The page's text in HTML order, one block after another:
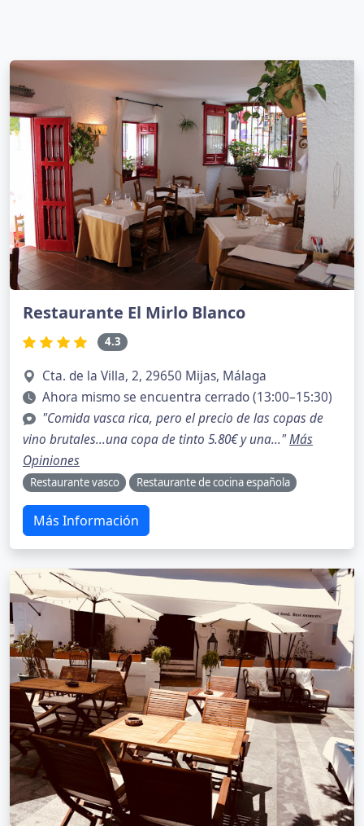
Restaurante El Mirlo Blanco
4.3
Cta. de la Villa, 2, 29650 Mijas, Málaga
Ahora mismo se encuentra cerrado (13:00–15:30)
"Comida vasca rica, pero el precio de las copas de
vino brutales...una copa de tinto 5.80€ y una..."Más
Opiniones
Restaurante vasco Restaurante de cocina española
Más Información